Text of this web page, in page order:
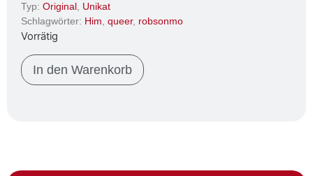
Typ: Original Unikat
Schlagwörter: Him queer, robsonmo
Vorrätig
In den Warenkorb